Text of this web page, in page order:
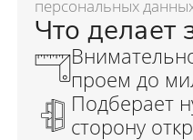
персональных